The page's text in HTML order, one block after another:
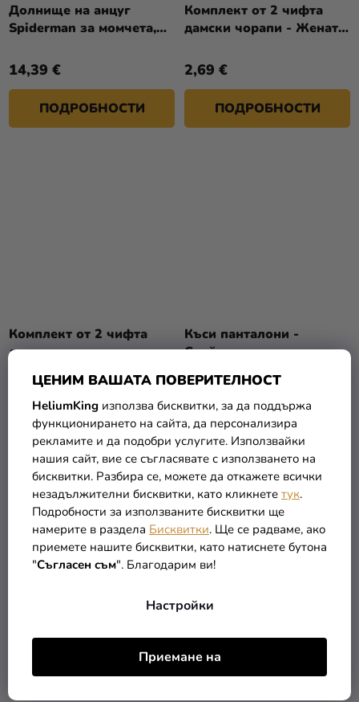
ЦЕНИМ ВАШАТА ПОВЕРИТЕЛНОСТ
HeliumKing използва бисквитки, за да поддържа
функционирането на сайта, да персонализира
рекламите и да подобри услугите. Използвайки
нашия сайт, вие се съгласявате с използването на
бисквитки. Разбира се, можете да откажете всички
незадължителни бисквитки, като кликнете тук.
Подробности за използваните бисквитки ще
намерите в раздела Бисквитки. Ще се радваме, ако
приемете нашите бисквитки, като натиснете бутона
"Съгласен съм". Благодарим ви!
Настройки
Приемане на
Долнище на анцуг
Spiderman за момчета,
14,39 €
ПОДРОБНОСТИ
Комплект от 2 чифта
дамски чорапи - Жената
2,69 €
ПОДРОБНОСТИ
Комплект от 2 чифта
детски чорапи -
2,89 €
ПОДРОБНОСТИ
Къси панталони -
Спайдърмен светлосиви
ПОДРОБНОСТИ
Момчешка пижама -
Спайдърмен със звезди
Момчешки потник
Батман, бял